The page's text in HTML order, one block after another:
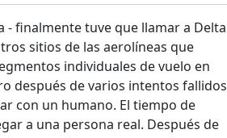
finalmente tuve que llamar a Delta
sitios de las aerolíneas que
individuales de vuelo en
después de varios intentos fallidos
con un humano. El tiempo de
a una persona real. Después de